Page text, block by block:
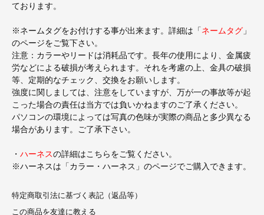
ております。
※ネームタグをお付けする事が出来ます。詳細は「ネームタグ 」
のページをご覧下さい。
注意：カラーやリードは消耗品です。長年の使用により、金属疲
労などによる破損が考えられます。それを考慮の上、金具の破損
等、定期的なチェック、交換をお願いします。
強度に関しましては、注意をしていますが、万が一の事故等が起
こった場合の責任は当方では負いかねますのご了承ください。
パソコンの環境によっては写真の色味が実際の商品と多少異なる
場合があります。ご了承下さい。
・ ハーネスの詳細はこちらをご覧ください。
※ハーネスは「カラー・ハーネス」のページでご購入できます。
特定商取引法に基づく表記（返品等）
この商品を友達に教える